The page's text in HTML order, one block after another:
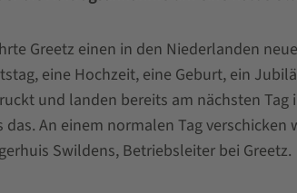
Greetz einen in den Niederlanden
eine Hochzeit, eine Geburt, ein
und landen bereits am nächsten
An einem normalen Tag
Swildens, Betriebsleiter bei Greetz.